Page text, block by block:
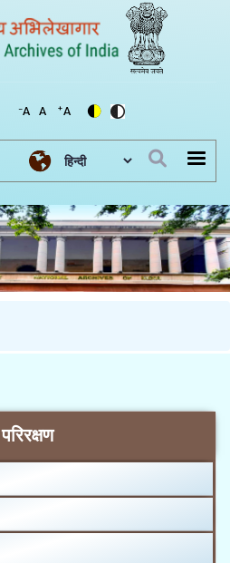
-A A +A
Select your language
परिरक्षण